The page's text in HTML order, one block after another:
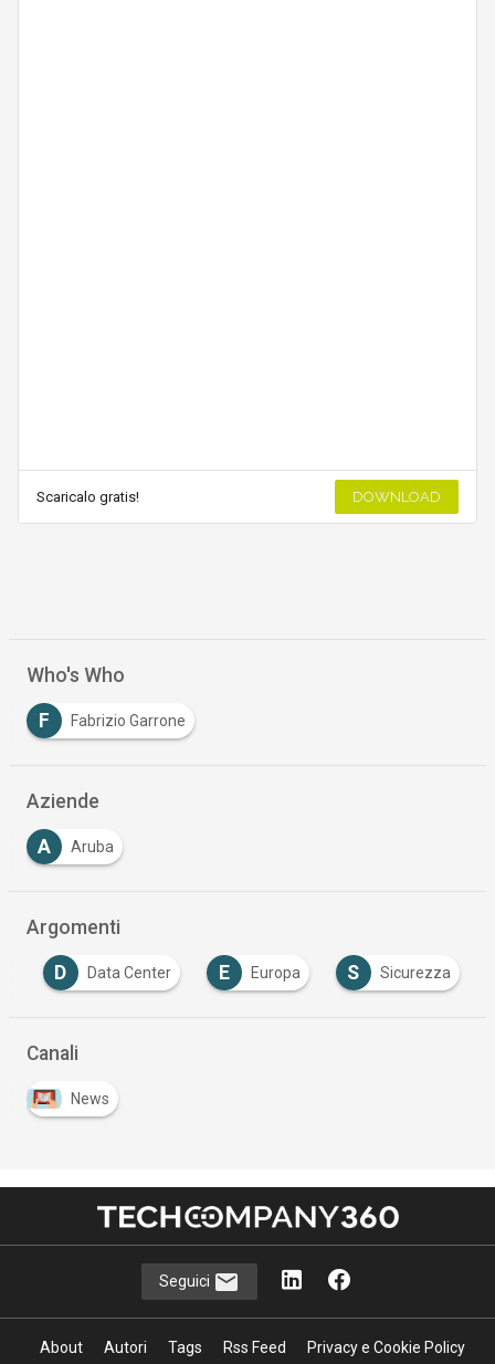
Scaricalo gratis! DOWNLOAD
Who's Who
F Fabrizio Garrone
Aziende
A Aruba
Argomenti
D Data Center E Europa S Sicurezza
Canali
News
Seguici
About Autori Tags Rss Feed
Privacy e Cookie Policy